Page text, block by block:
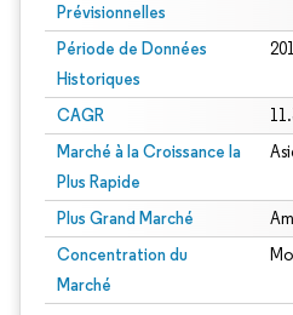
Prévisionnelles
Période de Données
Historiques
CAGR
Marché à la Croissance la
Plus Rapide
Plus Grand Marché
Concentration du
Marché